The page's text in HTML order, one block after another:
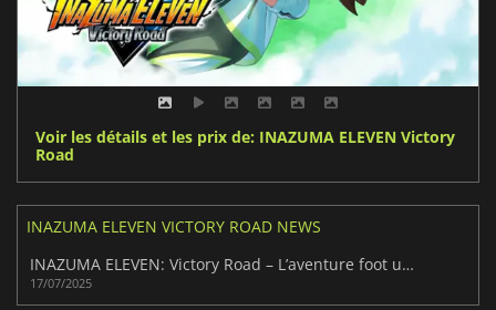
Voir les détails et les prix de: INAZUMA ELEVEN Victory
Road
INAZUMA ELEVEN VICTORY ROAD NEWS
INAZUMA ELEVEN: Victory Road – L’aventure foot ultime !
17/07/2025